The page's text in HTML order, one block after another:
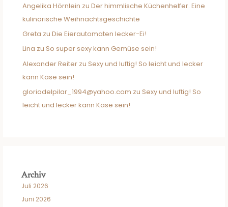
Angelika Hörnlein zuDer himmlische Küchenhelfer. Eine
kulinarische Weihnachtsgeschichte
Greta zuDie Eierautomaten lecker-Ei!
Lina zu So super sexy kann Gemüse sein!
Alexander Reiter zu Sexy und luftig! So leicht und lecker
kann Käse sein!
gloriadelpilar_1994@yahoo.com zu Sexy und luftig! So
leicht und lecker kann Käse sein!
Archiv
Juli 2026
Juni 2026